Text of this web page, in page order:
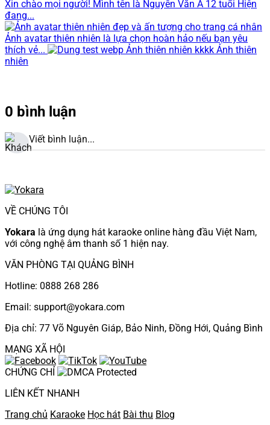
Xin chào mọi người! Mình tên là Nguyễn Văn A 12 tuổi Hiện
đang...
Ảnh avatar thiên nhiên là lựa chọn hoàn hảo nếu bạn yêu
thích vẻ...
Ảnh thiên nhiên kkkk Ảnh thiên
nhiên
0 bình luận
Viết bình luận...
VỀ CHÚNG TÔI
Yokara là ứng dụng hát karaoke online hàng đầu Việt Nam,
với công nghệ âm thanh số 1 hiện nay.
VĂN PHÒNG TẠI QUẢNG BÌNH
Hotline: 0888 268 286
Email: support@yokara.com
Địa chỉ: 77 Võ Nguyên Giáp, Bảo Ninh, Đồng Hới, Quảng Bình
MẠNG XÃ HỘI
CHỨNG CHỈ
LIÊN KẾT NHANH
Trang chủ Karaoke Học hát Bài thu Blog